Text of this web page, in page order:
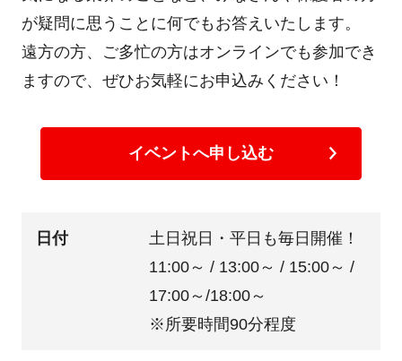
が疑問に思うことに何でもお答えいたします。
遠方の方、ご多忙の方はオンラインでも参加でき
ますので、ぜひお気軽にお申込みください！
イベントへ申し込む
日付
土日祝日・平日も毎日開催！
11:00～ / 13:00～ / 15:00～ /
17:00～/18:00～
※所要時間90分程度